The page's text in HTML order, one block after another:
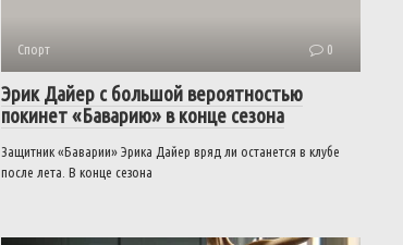
Спорт 0
Эрик Дайер с большой вероятностью
покинет «Баварию» в конце сезона
Защитник «Баварии» Эрика Дайер вряд ли останется в клубе
после лета. В конце сезона